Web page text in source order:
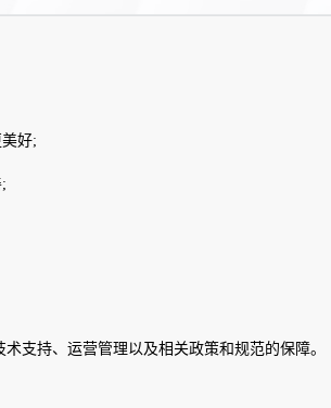
好;
支持、运营管理以及相关政策和规范的保障。